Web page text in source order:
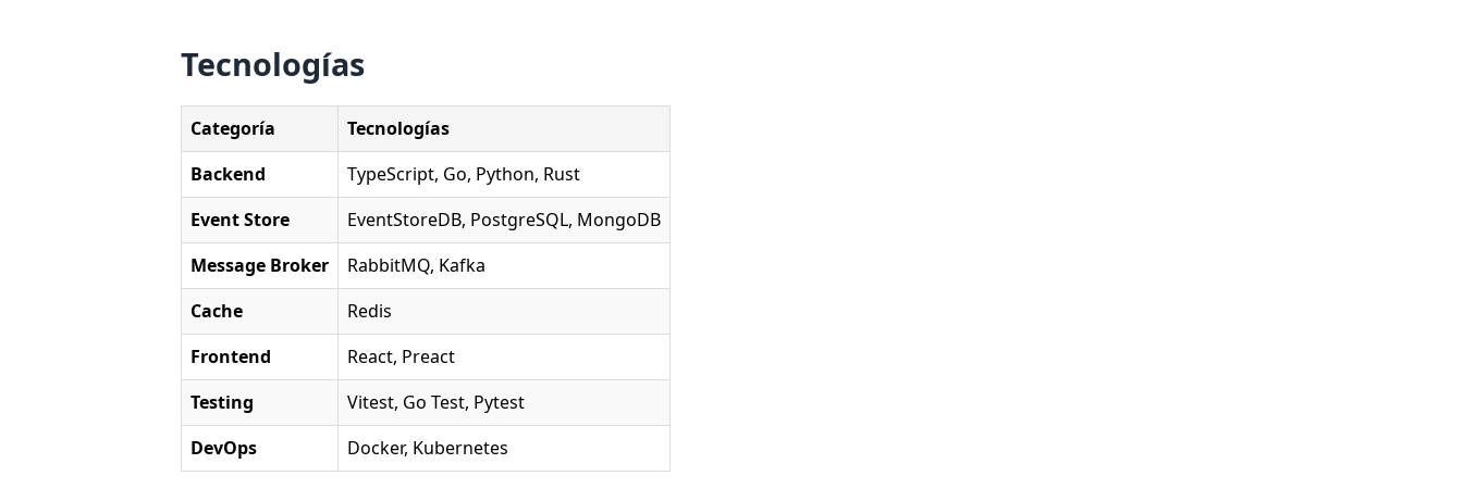
Tecnologías
Categoría
Tecnologías
Backend
TypeScript, Go, Python, Rust
Event Store
EventStoreDB, PostgreSQL, MongoDB
Message Broker
RabbitMQ, Kafka
Cache
Redis
Frontend
React, Preact
Testing
Vitest, Go Test, Pytest
DevOps
Docker, Kubernetes